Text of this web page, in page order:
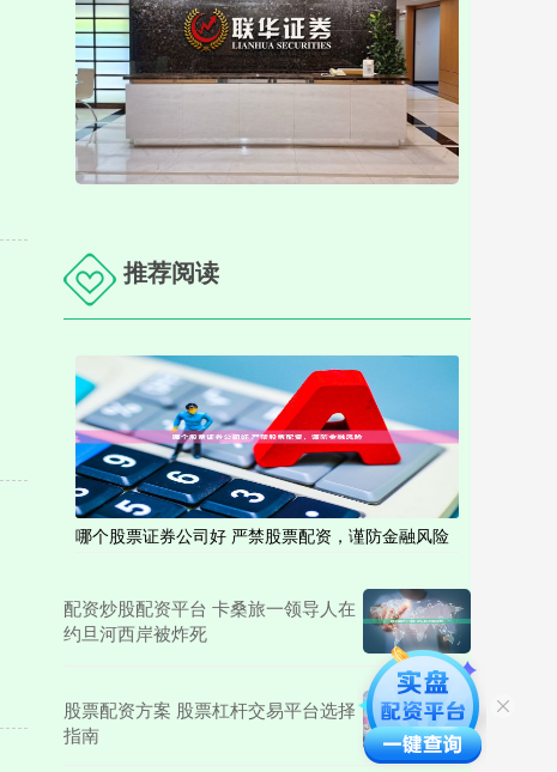
推荐阅读
哪个股票证券公司好 严禁股票配资，谨防金融风险
配资炒股配资平台 卡桑旅一领导人在
约旦河西岸被炸死
股票配资方案 股票杠杆交易平台选择
指南